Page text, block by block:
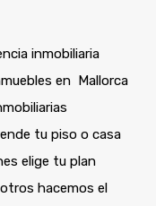
inmobiliaria
en Mallorca
tu piso o casa
elige tu plan
hacemos el